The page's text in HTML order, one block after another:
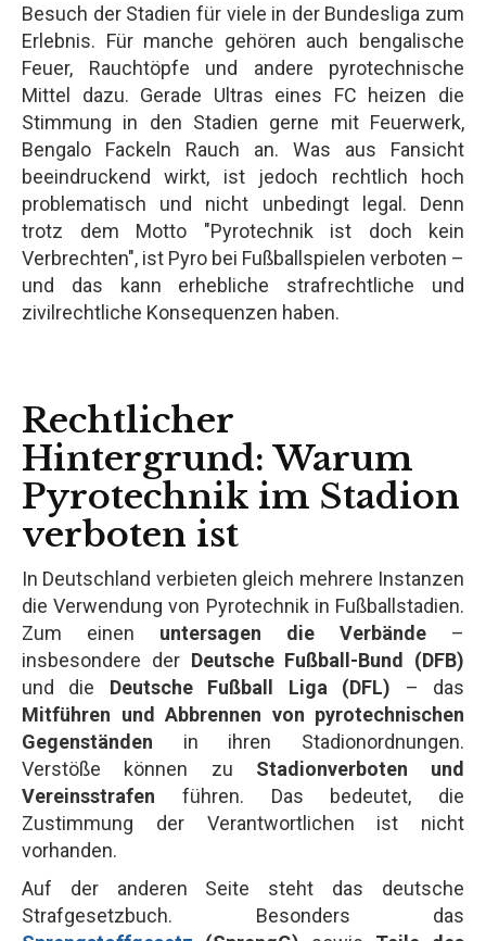
Besuch der Stadien für viele in der Bundesliga zum
Erlebnis. Für manche gehören auch bengalische
Feuer, Rauchtöpfe und andere pyrotechnische
Mittel dazu. Gerade Ultras eines FC heizen die
Stimmung in den Stadien gerne mit Feuerwerk,
Bengalo Fackeln Rauch an. Was aus Fansicht
beeindruckend wirkt, ist jedoch rechtlich hoch
problematisch und nicht unbedingt legal. Denn
trotz dem Motto "Pyrotechnik ist doch kein
Verbrechten", ist Pyro bei Fußballspielen verboten –
und das kann erhebliche strafrechtliche und
zivilrechtliche Konsequenzen haben.
Rechtlicher
Hintergrund: Warum
Pyrotechnik im Stadion
verboten ist
In Deutschland verbieten gleich mehrere Instanzen
die Verwendung von Pyrotechnik in Fußballstadien.
Zum einen untersagen die Verbände –
insbesondere der Deutsche Fußball-Bund (DFB)
und die Deutsche Fußball Liga (DFL) – das
Mitführen und Abbrennen von pyrotechnischen
Gegenständen in ihren Stadionordnungen.
Verstöße können zu Stadionverboten und
Vereinsstrafen führen. Das bedeutet, die
Zustimmung der Verantwortlichen ist nicht
vorhanden.
Auf der anderen Seite steht das deutsche
Strafgesetzbuch. Besonders das